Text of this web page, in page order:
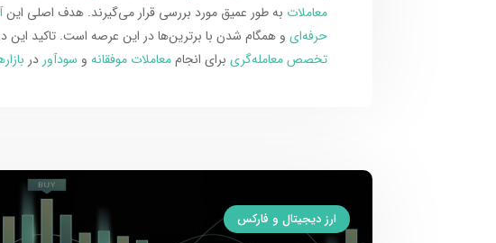
معاملات به طور عمیق مورد بررسی قرار می‌گیرند. هدف اصلی این
حرفه‌ای و همگام شدن با برترین‌ها در این عرصه است. تاکید این
تخصص معامله‌گری برای انجاممعاملات موفقانه و سودآور در
ارز دیجیتال و فارکس